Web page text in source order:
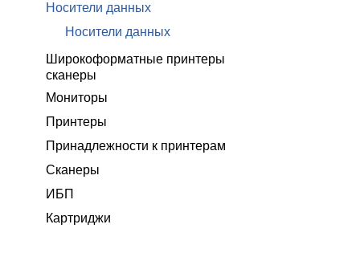
Носители данных
Носители данных
Широкоформатные принтеры
сканеры
Мониторы
Принтеры
Принадлежности к принтерам
Сканеры
ИБП
Картриджи